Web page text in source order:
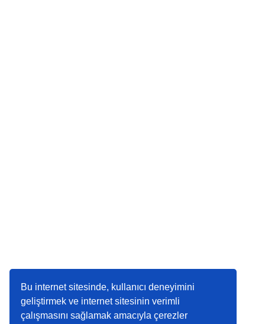
Bu internet sitesinde, kullanıcı deneyimini
geliştirmek ve internet sitesinin verimli
çalışmasını sağlamak amacıyla çerezler